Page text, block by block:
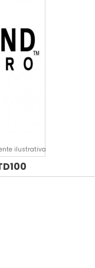
ilustrativa